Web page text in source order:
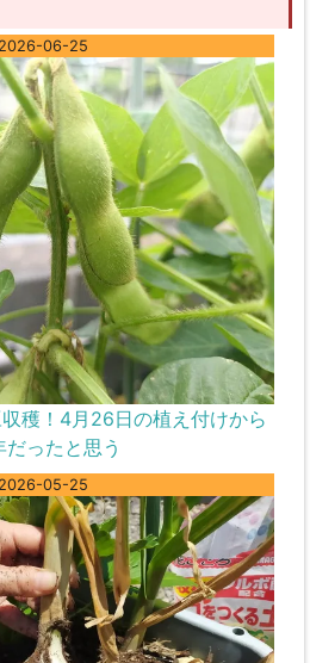
2026-06-25
収穫！4月26日の植え付けから
ったと思う
2026-05-25